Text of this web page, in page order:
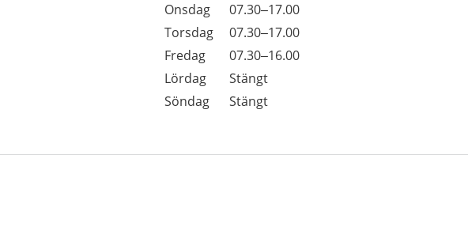
Onsdag
07.30–17.00
Torsdag
07.30–17.00
Fredag
07.30–16.00
Lördag
Stängt
Söndag
Stängt